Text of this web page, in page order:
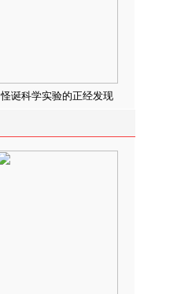
怪诞科学实验的正经发现